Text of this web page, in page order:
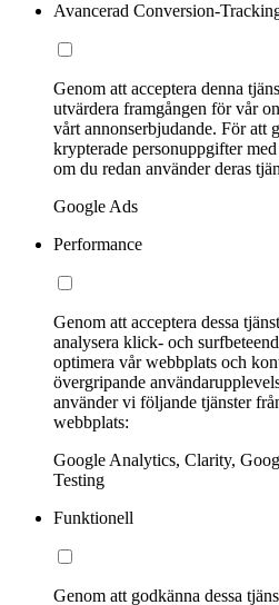
Avancerad Conversion-
Genom att acceptera denna
utvärdera framgången för vår
vårt annonserbjudande. För att
krypterade personuppgifter
om du redan använder deras
Google Ads
Performance
Genom att acceptera dessa
analysera klick- och
optimera vår webbplats och
övergripande
använder vi följande tjänster
webbplats:
Google Analytics, Clarity,
Testing
Funktionell
Genom att godkänna dessa